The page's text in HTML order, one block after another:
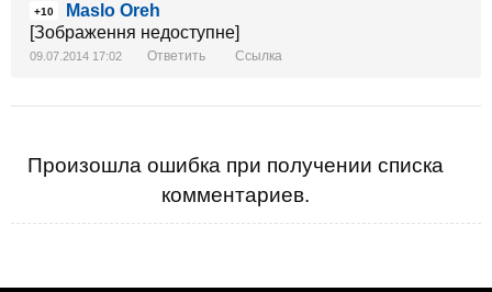
+10
Maslo Oreh
[Зображення недоступне]
09.07.2014 17:02 Ответить Ссылка
Произошла ошибка при получении списка
комментариев.